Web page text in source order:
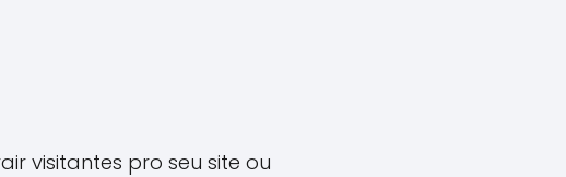
visitantes pro seu site ou